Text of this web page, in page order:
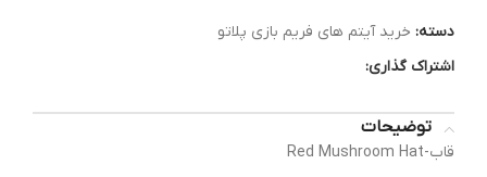
دسته: خرید آیتم های فریم بازی پلاتو
اشتراک گذاری:
توضیحات
قاب-Red Mushroom Hat